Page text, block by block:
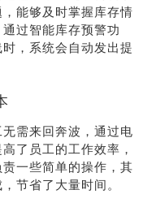
能够及时掌握库存情
过智能库存预警功
，系统会自动发出提
需来回奔波，通过电
了员工的工作效率，
一些简单的操作，其
节省了大量时间。